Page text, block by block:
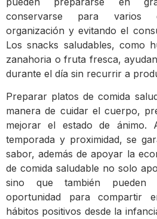
conservarse para varios
organización y evitando el
Los snacks saludables, como
zanahoria o fruta fresca,
durante el día sin recurrir a
Preparar platos de comida
manera de cuidar el cuerpo,
mejorar el estado de ánimo.
temporada y proximidad, se
sabor, además de apoyar la
de comida saludable no solo
sino que también pueden
oportunidad para compartir
hábitos positivos desde la